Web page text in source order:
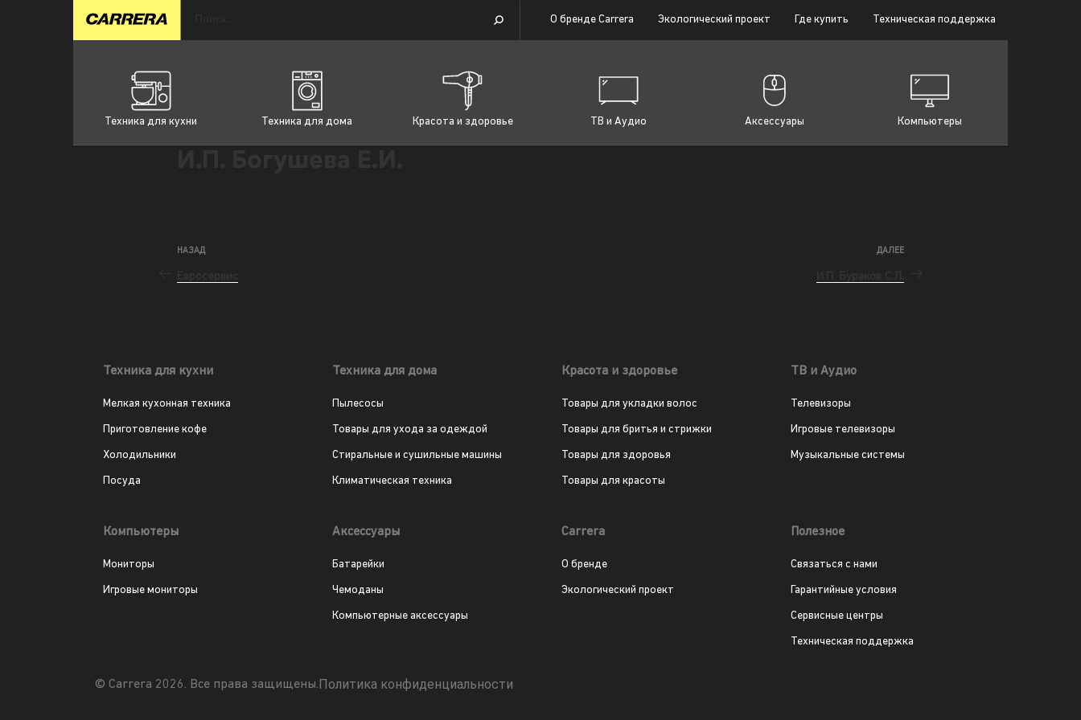
О бренде Carrera Экологический проект Где купить Техническая поддержка
Техника для кухни Техника для дома Красота и здоровье ТВ и Аудио Аксессуары Компьютеры
НАЗАД ДАЛЕЕ
Техника для кухни
Мелкая кухонная техника
Приготовление кофе
Холодильники
Посуда
Техника для дома
Пылесосы
Товары для ухода за одеждой
Стиральные и сушильные машины
Климатическая техника
Красота и здоровье
Товары для укладки волос
Товары для бритья и стрижки
Товары для здоровья
Товары для красоты
ТВ и Аудио
Телевизоры
Игровые телевизоры
Музыкальные системы
Компьютеры
Мониторы
Игровые мониторы
Аксессуары
Батарейки
Чемоданы
Компьютерные аксессуары
Carrera
О бренде
Экологический проект
Полезное
Связаться с нами
Гарантийные условия
Сервисные центры
Техническая поддержка
© Carrera 2026. Все права защищены.Политика конфиденциальности